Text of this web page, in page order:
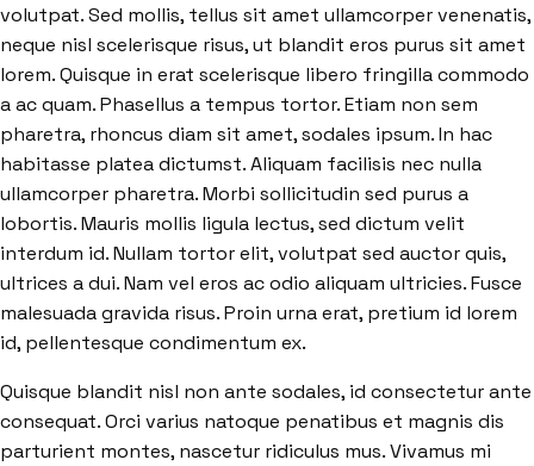
volutpat. Sed mollis, tellus sit amet ullamcorper venenatis,
neque nisl scelerisque risus, ut blandit eros purus sit amet
lorem. Quisque in erat scelerisque libero fringilla commodo
a ac quam. Phasellus a tempus tortor. Etiam non sem
pharetra, rhoncus diam sit amet, sodales ipsum. In hac
habitasse platea dictumst. Aliquam facilisis nec nulla
ullamcorper pharetra. Morbi sollicitudin sed purus a
lobortis. Mauris mollis ligula lectus, sed dictum velit
interdum id. Nullam tortor elit, volutpat sed auctor quis,
ultrices a dui. Nam vel eros ac odio aliquam ultricies. Fusce
malesuada gravida risus. Proin urna erat, pretium id lorem
id, pellentesque condimentum ex.
Quisque blandit nisl non ante sodales, id consectetur ante
consequat. Orci varius natoque penatibus et magnis dis
parturient montes, nascetur ridiculus mus. Vivamus mi